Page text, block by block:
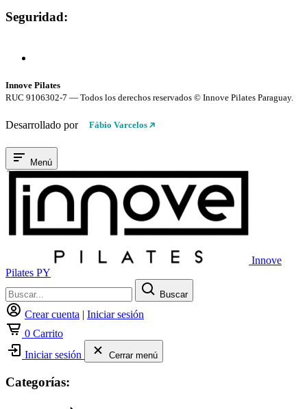
Seguridad:
Innove Pilates
RUC 9106302-7 — Todos los derechos reservados © Innove Pilates Paraguay.
Desarrollado por Fábio Varcelos
Menú
Innove
Pilates PY
Buscar
Crear cuenta | Iniciar sesión
0 Carrito
Iniciar sesión
Cerrar menú
Categorías: